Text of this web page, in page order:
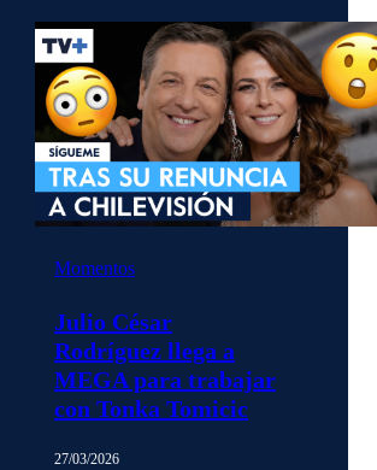
Momentos
Julio César
Rodríguez llega a
MEGA para trabajar
con Tonka Tomicic
27/03/2026